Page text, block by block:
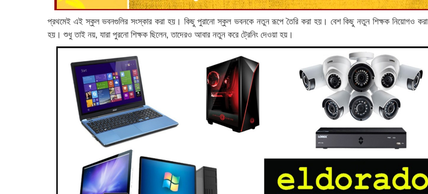
প্রথমেই এই স্কুল ভবনগুলির সংস্কার করা হয়। কিছু পুরানো স্কুল ভবনকে নতুন রূপে তৈরি করা হয়। বেশ কিছু নতুন শিক্ষক নিয়োগও করা
হয়। শুধু তাই নয়, যারা পুরনো শিক্ষক ছিলেন, তাদেরও আবার নতুন করে ট্রেনিং দেওয়া হয়।